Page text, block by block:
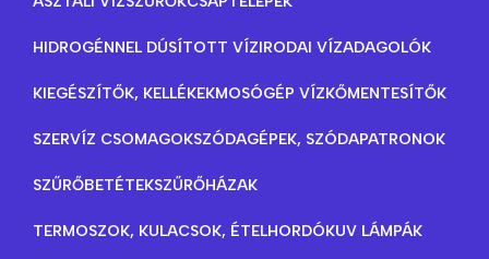
HIDROGÉNNEL DÚSÍTOTT VÍZIRODAI VÍZADAGOLÓK
KIEGÉSZÍTŐK, KELLÉKEKMOSÓGÉP VÍZKŐMENTESÍTŐK
SZERVÍZ CSOMAGOKSZÓDAGÉPEK, SZÓDAPATRONOK
SZŰRŐBETÉTEKSZŰRŐHÁZAK
TERMOSZOK, KULACSOK, ÉTELHORDÓKUV LÁMPÁK